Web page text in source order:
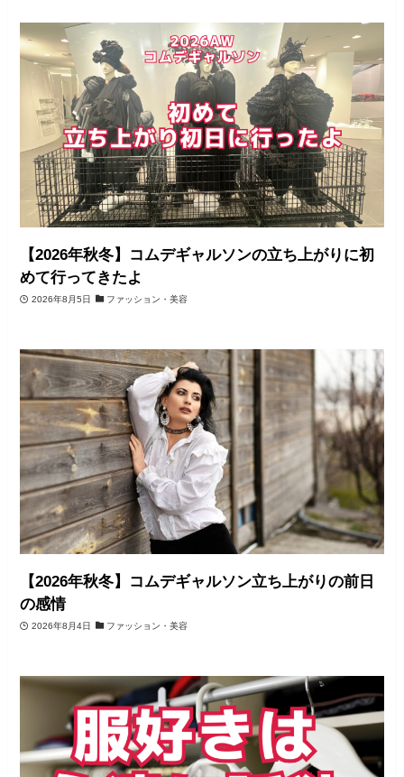
【2026年秋冬】コムデギャルソンの立ち上がりに初
めて行ってきたよ
2026年8月5日 ファッション・美容
【2026年秋冬】コムデギャルソン立ち上がりの前日
の感情
2026年8月4日 ファッション・美容